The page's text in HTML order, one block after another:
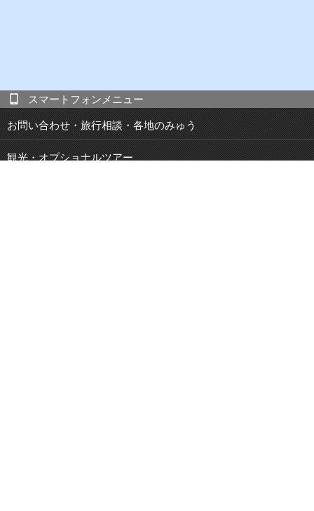
スマートフォンメニュー
お問い合わせ・旅行相談・各地のみゅう
観光・オプショナルツアー